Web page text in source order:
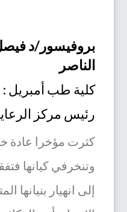
بروفيسور/د
الناصر
كلية طب أمبريل :
رئيس مركز
كثرت مؤخرا عادة
وتنخرفي كيانها
إلى انهيار بنيانها